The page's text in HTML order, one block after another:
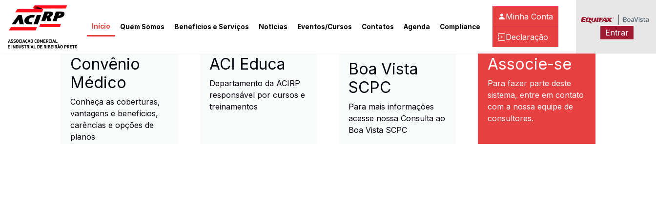
Pular para o conteúdo principal
Início Quem Somos Benefícios e Serviços Notícias Eventos/Cursos Contatos Agenda Compliance
Minha Conta
Declaração Entrar
ACIRP - Associação Comercial e Industrial de Ribeirão Preto
Convênio
Médico
Conheça as coberturas,
vantagens e benefícios,
carências e opções de
planos
ACI Educa
Departamento da ACIRP
responsável por cursos e
treinamentos
Boa Vista
SCPC
Para mais informações
acesse nossa Consulta ao
Boa Vista SCPC
Associe-se
Para fazer parte deste
sistema, entre em contato
com a nossa equipe de
consultores.